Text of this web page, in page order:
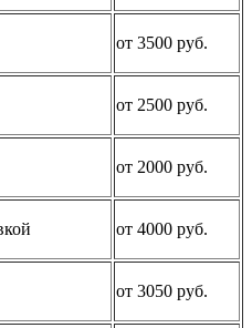
от 3500 руб.
от 2500 руб.
от 2000 руб.
от 4000 руб.
от 3050 руб.